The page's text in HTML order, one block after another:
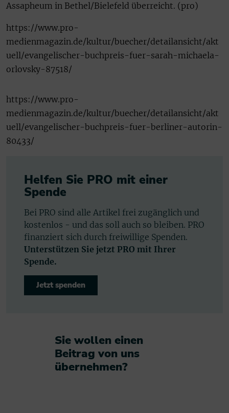
Assapheum in Bethel/Bielefeld überreicht. (pro)
https://www.pro-
medienmagazin.de/kultur/buecher/detailansicht/akt
uell/evangelischer-buchpreis-fuer-sarah-michaela-
orlovsky-87518/
https://www.pro-
medienmagazin.de/kultur/buecher/detailansicht/akt
uell/evangelischer-buchpreis-fuer-berliner-autorin-
80433/
Helfen Sie PRO mit einer
Spende
Bei PRO sind alle Artikel frei zugänglich und
kostenlos - und das soll auch so bleiben. PRO
finanziert sich durch freiwillige Spenden.
Unterstützen Sie jetzt PRO mit Ihrer
Spende.
Jetzt spenden
Sie wollen einen
Beitrag von uns
übernehmen?​